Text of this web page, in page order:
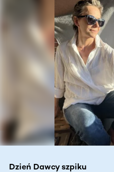
Dzień Dawcy szpiku